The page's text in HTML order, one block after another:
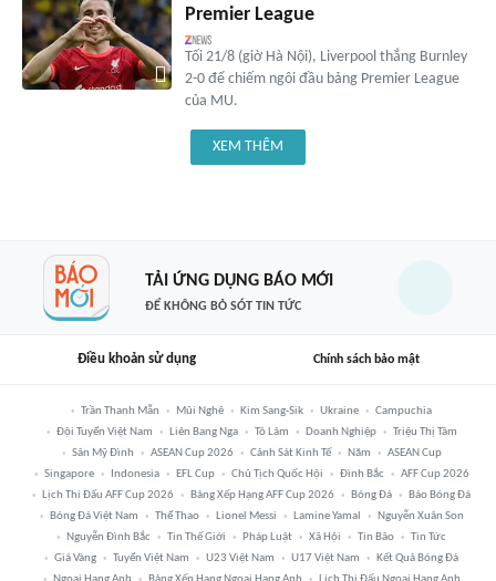
Premier League
Tối 21/8 (giờ Hà Nội), Liverpool thắng Burnley
2-0 để chiếm ngôi đầu bảng Premier League
của MU.
XEM THÊM
TẢI ỨNG DỤNG BÁO MỚI
ĐỂ KHÔNG BỎ SÓT TIN TỨC
Điều khoản sử dụng Chính sách bảo mật
Trần Thanh Mẫn Mũi Nghê Kim Sang-Sik Ukraine
Campuchia
Đội Tuyển Việt Nam
Liên Bang Nga Tô Lâm Doanh Nghiệp
Triệu Thị Tâm
Sân Mỹ Đình
ASEAN Cup 2026 Cảnh Sát Kinh Tế Năm
ASEAN Cup
Singapore
Indonesia EFL Cup Chủ Tịch Quốc Hội Đình Bắc
AFF Cup 2026
Lịch Thi Đấu AFF Cup 2026
Bảng Xếp Hạng AFF Cup 2026 Bóng Đá
Báo Bóng Đá
Bóng Đá Việt Nam
Thể Thao Lionel Messi Lamine Yamal
Nguyễn Xuân Son
Nguyễn Đình Bắc
Tin Thế Giới Pháp Luật Xã Hội Tin Bão
Tin Tức
Giá Vàng
Tuyển Việt Nam U23 Việt Nam U17 Việt Nam
Kết Quả Bóng Đá